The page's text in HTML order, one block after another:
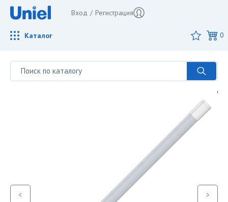
Вход / Регистрация
Каталог 0